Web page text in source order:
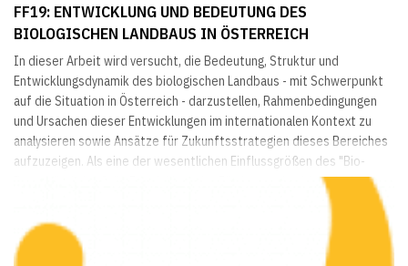
FF19: ENTWICKLUNG UND BEDEUTUNG DES
BIOLOGISCHEN LANDBAUS IN ÖSTERREICH
In dieser Arbeit wird versucht, die Bedeutung, Struktur und
Entwicklungsdynamik des biologischen Landbaus - mit Schwerpunkt
auf die Situation in Österreich - darzustellen, Rahmenbedingungen
und Ursachen dieser Entwicklungen im internationalen Kontext zu
analysieren sowie Ansätze für Zukunftsstrategien dieses Bereiches
aufzuzeigen. Als eine der wesentlichen Einflussgrößen des "Bio-
Boom's" wird auf die Entwicklung der Förderung des biologischen